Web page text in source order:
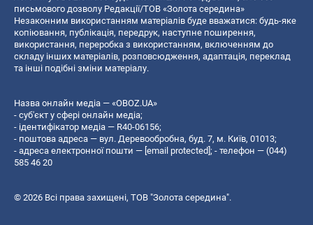
письмового дозволу Редакції/ТОВ «Золота середина»
Незаконним використанням матеріалів буде вважатися: будь-яке
копiювання, публiкацiя, передрук, наступне поширення,
використання, переробка з використанням, включенням до
складу інших матеріалів, розповсюдження, адаптація, переклад
та інші подібні зміни матеріалу.
Назва онлайн медіа — «OBOZ.UA»
- суб'єкт у сфері онлайн медіа;
- ідентифікатор медіа — R40-06156;
- поштова адреса — вул. Деревообробна, буд. 7, м. Київ, 01013;
- адреса електронної пошти — [email protected]; - телефон — (044)
585 46 20
© 2026 Всі права захищені, ТОВ "Золота середина".